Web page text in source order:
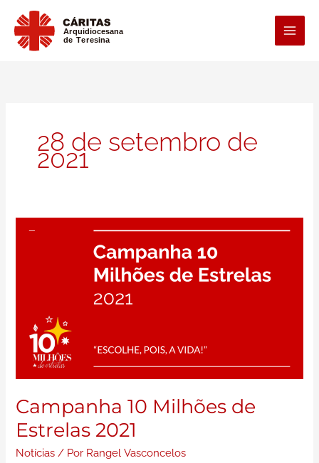
para
28 de setembro de
2021
Campanha 10 Milhões de
Estrelas 2021
Notícias / Por Rangel Vasconcelos